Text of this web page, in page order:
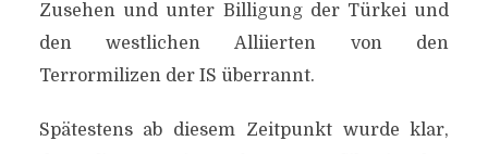
Zusehen und unter Billigung der Türkei und
den westlichen Alliierten von den
Terrormilizen der IS überrannt.
Spätestens ab diesem Zeitpunkt wurde klar,